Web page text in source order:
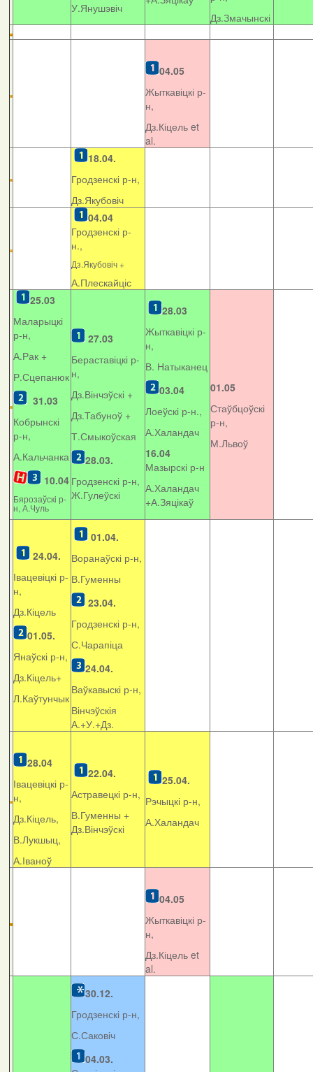
У.Янушэвіч
Дз.Змачынскі
04.05
Жыткавіцкі р-
н,
Дз.Кіцель et
al.
18.04.
Гродзенскі р-н,
Дз.Якубовіч
04.04
Гродзенскі р-
н.,
Дз.Якубовіч +
А.Плескайціс
25.03
Маларыцкі
р-н,
А.Рак +
Р.Сцепанюк
31.03
Кобрынскі
р-н,
А.Кальчанка
10.04
Бярозаўскі р-
н, А.Чуль
27.03
Бераставіцкі р-
н,
Дз.Вінчэўскі +
Дз.Табуноў +
Т.Смыкоўская
28.03.
Гродзенскі р-н,
Ж.Гулеўскі
28.03
Жыткавіцкі р-
н,
В. Натыканец
03.04
Лоеўскі р-н.,
А.Халандач
16.04
Мазырскі р-н
А.Халандач
+А.Зяцікаў
01.05
Стаўбцоўскі
р-н,
М.Львоў
24.04.
Івацевіцкі р-
н,
Дз.Кіцель
01.05.
Янаўскі р-н,
Дз.Кіцель+
Л.Каўтунчык
01.04.
Воранаўскі р-н,
В.Гуменны
23.04.
Гродзенскі р-н,
С.Чарапіца
24.04.
Ваўкавыскі р-н,
Вінчэўскія
А.+У.+Дз.
28.04
Івацевіцкі р-
н,
Дз.Кіцель,
В.Лукшыц,
А.Іваноў
22.04.
Астравецкі р-н,
В.Гуменны +
Дз.Вінчэўскі
25.04.
Рэчыцкі р-н,
А.Халандач
04.05
Жыткавіцкі р-
н,
Дз.Кіцель et
al.
30.12.
Гродзенскі р-н,
С.Саковіч
04.03.